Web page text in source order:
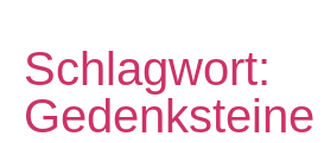
Schlagwort:
Gedenksteine